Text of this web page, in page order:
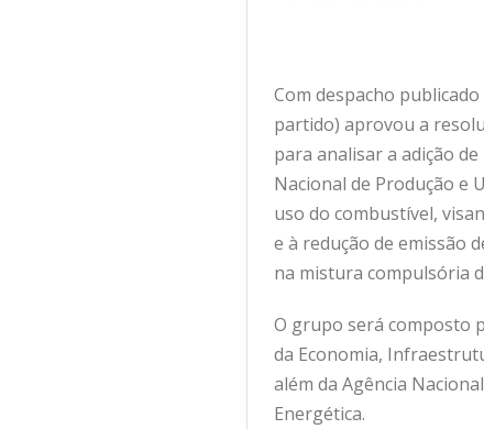
Com despacho
partido) aprovou a
para analisar a adição
Nacional de Produção e
uso do combustível,
e à redução de emissão
na mistura compulsória
O grupo será composto
da Economia,
além da Agência
Energética.